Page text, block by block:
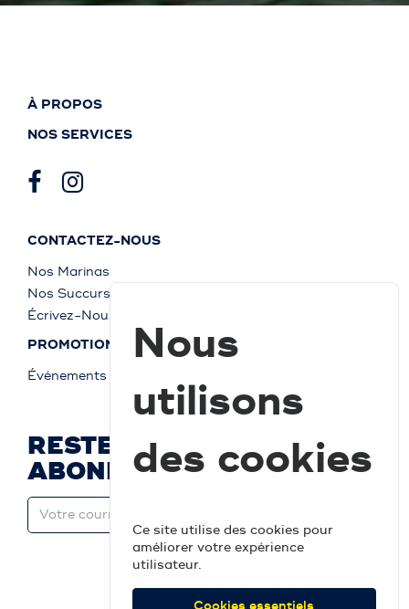
À PROPOS
NOS SERVICES
CONTACTEZ-NOUS
Nos Marinas
Nos Succursales
Écrivez-Nous
PROMOTIONS
Événements
RESTEZ À JOUR ET
ABONNEZ-VOUS
Nous
utilisons
des cookies
Ce site utilise des cookies pour
améliorer votre expérience
utilisateur.